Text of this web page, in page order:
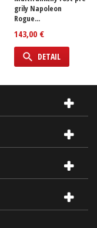
grily Napoleon
Rogue...
143,00 €
DETAIL